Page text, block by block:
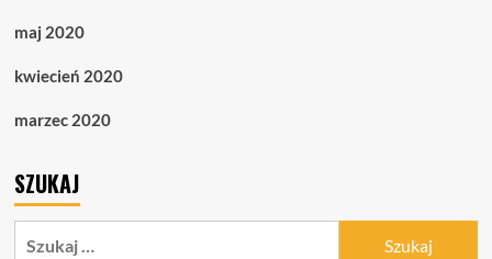
maj 2020
kwiecień 2020
marzec 2020
SZUKAJ